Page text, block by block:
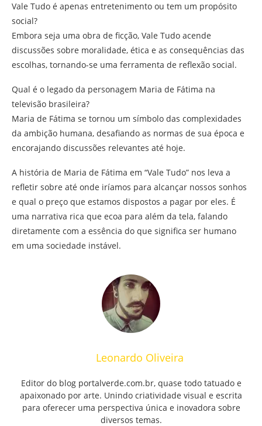
Vale Tudo é apenas entretenimento ou tem um propósito
social?
Embora seja uma obra de ficção, Vale Tudo acende
discussões sobre moralidade, ética e as consequências das
escolhas, tornando-se uma ferramenta de reflexão social.
Qual é o legado da personagem Maria de Fátima na
televisão brasileira?
Maria de Fátima se tornou um símbolo das complexidades
da ambição humana, desafiando as normas de sua época e
encorajando discussões relevantes até hoje.
A história de Maria de Fátima em “Vale Tudo” nos leva a
refletir sobre até onde iríamos para alcançar nossos sonhos
e qual o preço que estamos dispostos a pagar por eles. É
uma narrativa rica que ecoa para além da tela, falando
diretamente com a essência do que significa ser humano
em uma sociedade instável.
Leonardo Oliveira
Editor do blog portalverde.com.br, quase todo tatuado e
apaixonado por arte. Unindo criatividade visual e escrita
para oferecer uma perspectiva única e inovadora sobre
diversos temas.